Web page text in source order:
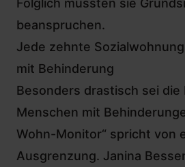
beanspruchen.
Jede zehnte
mit Behinderung
Besonders drastisch sei die
Menschen mit
Wohn-Monitor“ spricht von
Ausgrenzung. Janina